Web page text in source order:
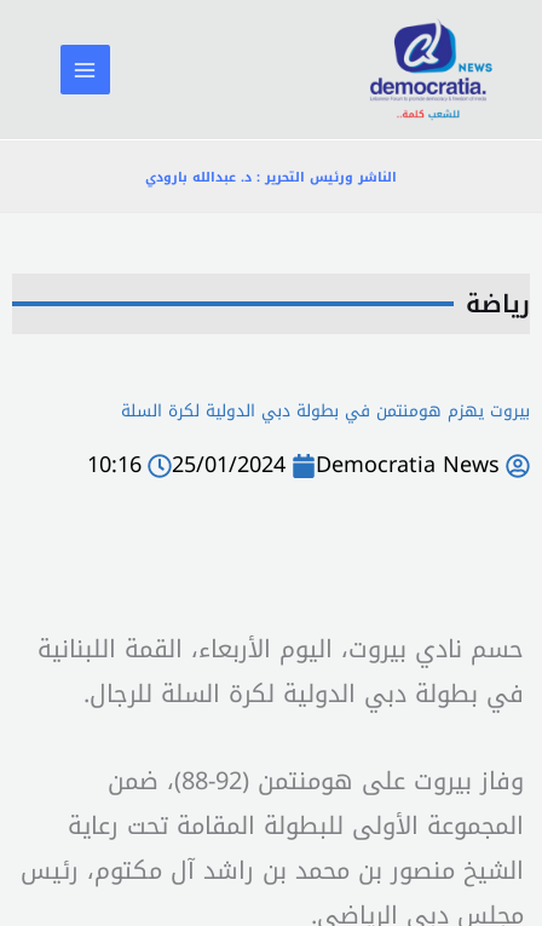
المحتوى
الناشر ورئيس التحرير : د. عبدالله بارودي
رياضة
بيروت يهزم هومنتمن في بطولة دبي الدولية لكرة السلة
Democratia News
25/01/2024
10:16
حسم نادي بيروت، اليوم الأربعاء، القمة اللبنانية
في بطولة دبي الدولية لكرة السلة للرجال.
وفاز بيروت على هومنتمن (92-88)، ضمن
المجموعة الأولى للبطولة المقامة تحت رعاية
الشيخ منصور بن محمد بن راشد آل مكتوم، رئيس
مجلس دبي الرياضي.